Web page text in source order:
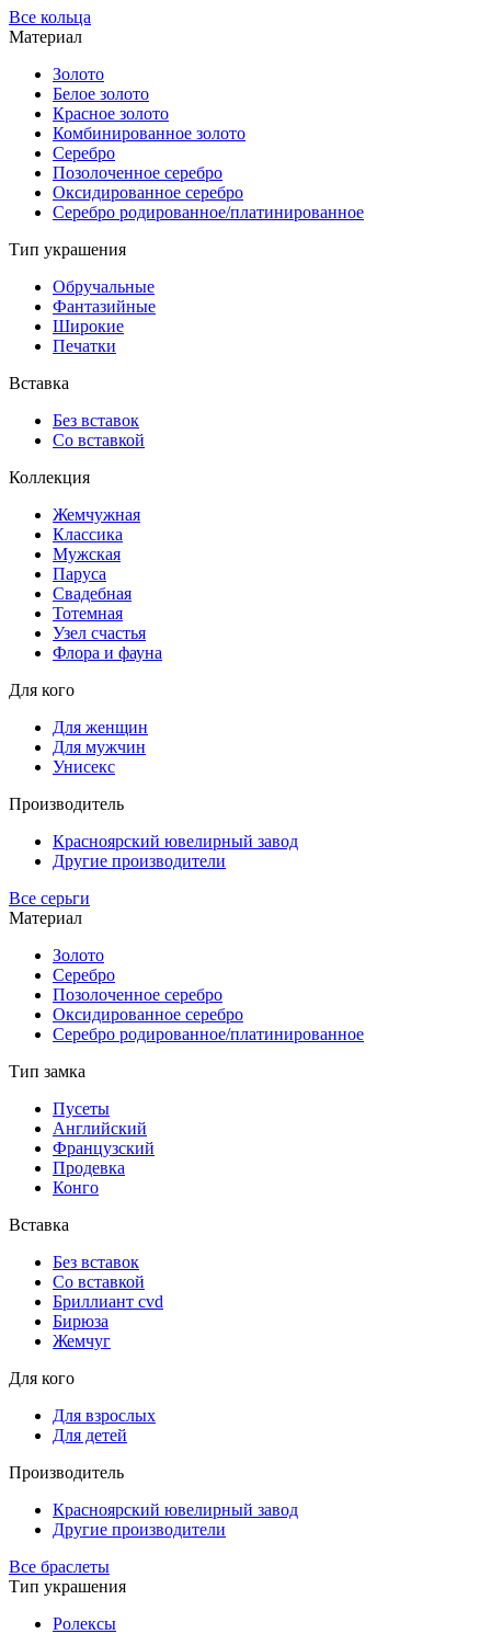
Все кольца
Материал
Золото
Белое золото
Красное золото
Комбинированное золото
Серебро
Позолоченное серебро
Оксидированное серебро
Серебро родированное/платинированное
Тип украшения
Обручальные
Фантазийные
Широкие
Печатки
Вставка
Без вставок
Со вставкой
Коллекция
Жемчужная
Классика
Мужская
Паруса
Свадебная
Тотемная
Узел счастья
Флора и фауна
Для кого
Для женщин
Для мужчин
Унисекс
Производитель
Красноярский ювелирный завод
Другие производители
Все серьги
Материал
Золото
Серебро
Позолоченное серебро
Оксидированное серебро
Серебро родированное/платинированное
Тип замка
Пусеты
Английский
Французский
Продевка
Конго
Вставка
Без вставок
Со вставкой
Бриллиант cvd
Бирюза
Жемчуг
Для кого
Для взрослых
Для детей
Производитель
Красноярский ювелирный завод
Другие производители
Все браслеты
Тип украшения
Ролексы